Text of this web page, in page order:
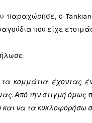
παραχώρησε, ο
που είχε
κομμάτια έχοντας
Από την στιγμή
να τα κυκλοφορήσω